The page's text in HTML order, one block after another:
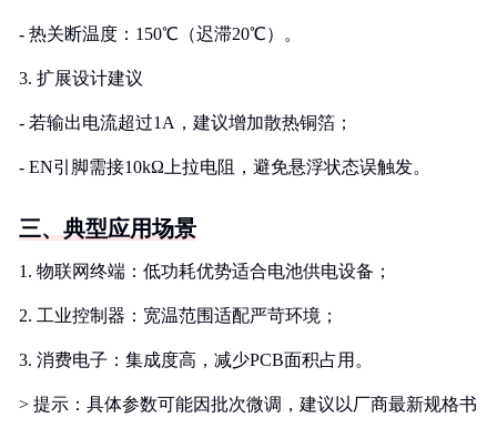
- 热关断温度：150℃（迟滞20℃）。
3. 扩展设计建议
- 若输出电流超过1A，建议增加散热铜箔；
- EN引脚需接10kΩ上拉电阻，避免悬浮状态误触发。
三、典型应用场景
1. 物联网终端：低功耗优势适合电池供电设备；
2. 工业控制器：宽温范围适配严苛环境；
3. 消费电子：集成度高，减少PCB面积占用。
> 提示：具体参数可能因批次微调，建议以厂商最新规格书